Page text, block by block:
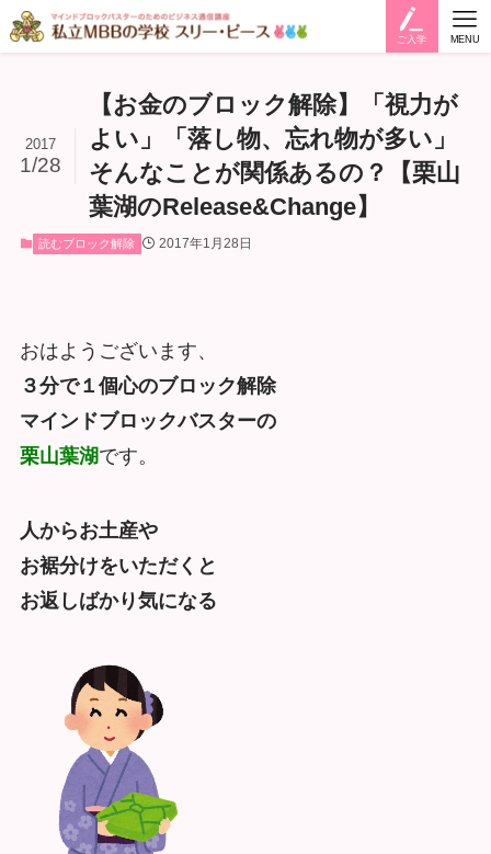
ご入学 MENU
【お金のブロック解除】「視力が
よい」「落し物、忘れ物が多い」
そんなことが関係あるの？【栗山
葉湖のRelease&Change】
2017
1/28
読むブロック解除 2017年1月28日
おはようございます、
３分で１個心のブロック解除
マインドブロックバスターの
栗山葉湖です。
人からお土産や
お裾分けをいただくと
お返しばかり気になる